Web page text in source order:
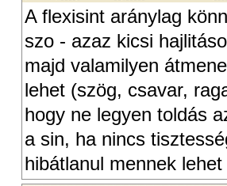
A flexisint aránylag
szo - azaz kicsi
majd valamilyen
lehet (szög, csavar,
hogy ne legyen toldás
a sin, ha nincs
hibátlanul mennek